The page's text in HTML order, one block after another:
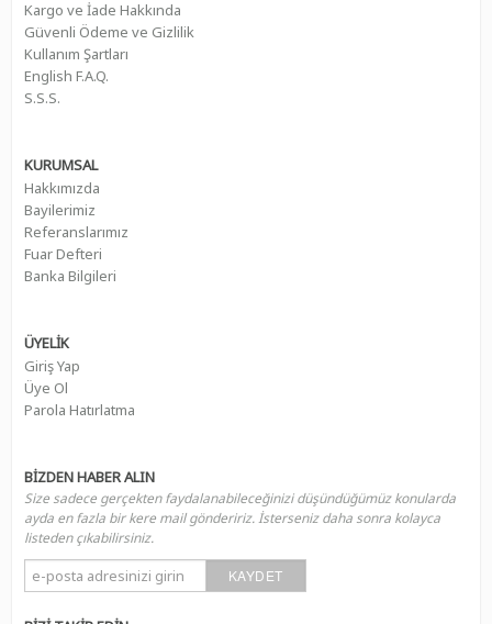
Kargo ve İade Hakkında
Güvenli Ödeme ve Gizlilik
Kullanım Şartları
English F.A.Q.
S.S.S.
KURUMSAL
Hakkımızda
Bayilerimiz
Referanslarımız
Fuar Defteri
Banka Bilgileri
ÜYELİK
Giriş Yap
Üye Ol
Parola Hatırlatma
BİZDEN HABER ALIN
Size sadece gerçekten faydalanabileceğinizi düşündüğümüz konularda
ayda en fazla bir kere mail göndeririz. İsterseniz daha sonra kolayca
listeden çıkabilirsiniz.
KAYDET